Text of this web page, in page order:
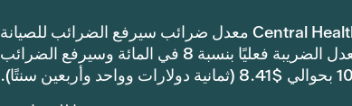
إشعار: اعتمدت مقاطعة ترافيس كاونتي للرعاية الصحية د/د/ Central Health معدل ضرائب سيرفع الضرائب للصيانة
والعمليات أكثر من معدل ضرائب العام الماضي. سيرتفع معدل الضريبة فعليًا بنسبة 8 في المائة وسيرفع الضرائب